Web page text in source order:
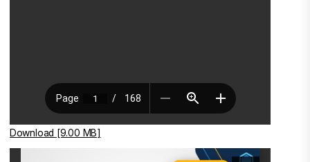
Download [9.00 MB]